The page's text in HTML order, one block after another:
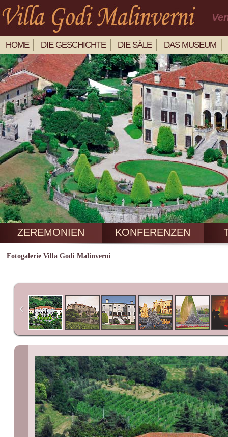
HOME DIE GESCHICHTE DIE SÄLE DAS MUSEUM
ZEREMONIEN KONFERENZEN
Fotogalerie Villa Godi Malinverni